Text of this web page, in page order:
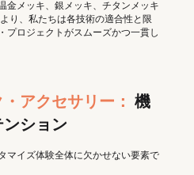
金メッキ、銀メッキ、チタンメッキ
り、私たちは各技術の適合性と限
プロジェクトがスムーズかつ一貫し
アクセサリー： 機
ション
マイズ体験全体に欠かせない要素で